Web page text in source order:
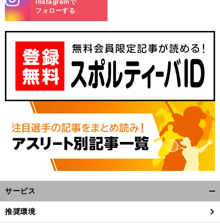
m
フォローする
サービス
閉
推奨環境